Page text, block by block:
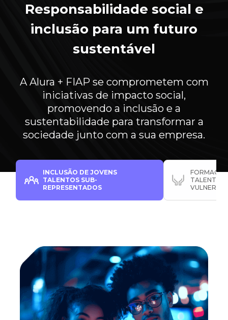
Responsabilidade social e
inclusão para um futuro
sustentável
A Alura + FIAP se comprometem com
iniciativas de impacto social,
promovendo a inclusão e a
sustentabilidade para transformar a
sociedade junto com a sua empresa.
INCLUSÃO DE JOVENS
TALENTOS SUB-
REPRESENTADOS
TALENTOS